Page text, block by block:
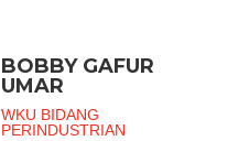
BOBBY GAFUR
UMAR
WKU BIDANG
PERINDUSTRIAN